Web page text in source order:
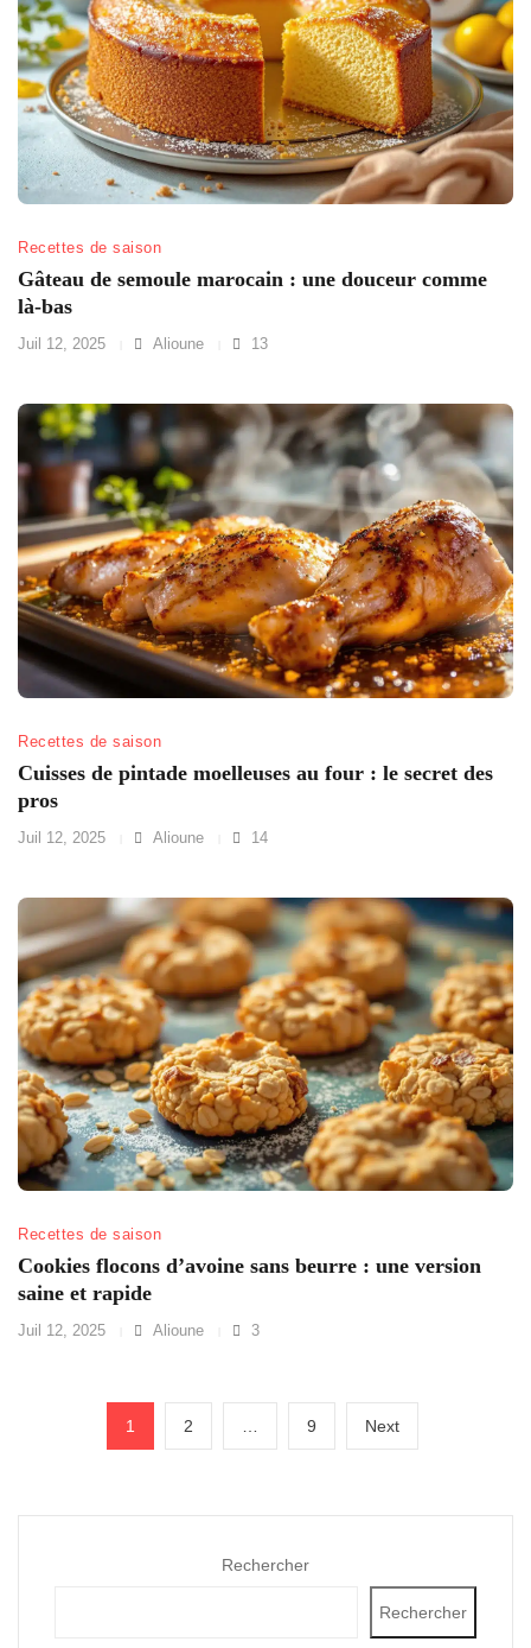
Recettes de saison
Gâteau de semoule marocain : une douceur comme
là-bas
Juil 12, 2025 Alioune 13
Recettes de saison
Cuisses de pintade moelleuses au four : le secret des
pros
Juil 12, 2025 Alioune 14
Recettes de saison
Cookies flocons d’avoine sans beurre : une version
saine et rapide
Juil 12, 2025 Alioune 3
Pagination
des
Page
1 Page
2 Page
9 NextNext
page
Rechercher
Rechercher